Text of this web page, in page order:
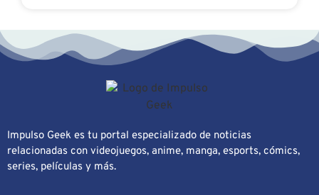
Impulso Geek es tu portal especializado de noticias
relacionadas con videojuegos, anime, manga, esports, cómics,
series, películas y más.